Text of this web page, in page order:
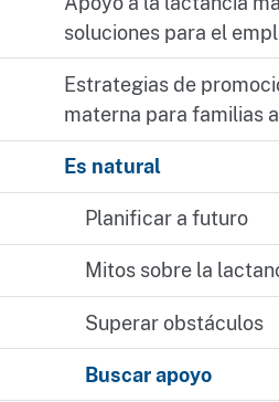
soluciones para el
Estrategias de
materna para familias
Es natural
Planificar a futuro
Mitos sobre la
Superar obstáculos
Buscar apoyo